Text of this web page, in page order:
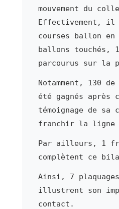
mouvement du
Effectivement, il
courses ballon en
ballons touchés,
parcourus sur la
Notamment, 130
été gagnés après
témoignage de sa
franchir la ligne
Par ailleurs, 1
complètent ce
Ainsi, 7
illustrent son
contact.